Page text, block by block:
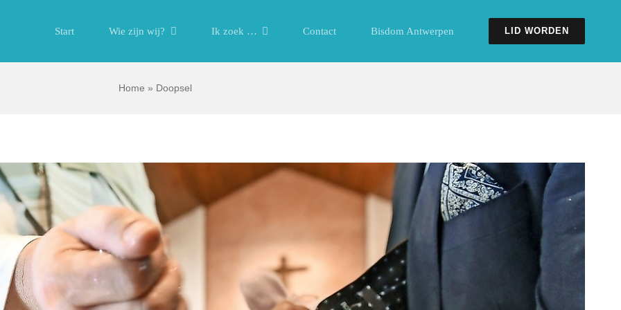
Start Wie zijn wij? Ik zoek … Contact Bisdom Antwerpen LID WORDEN
Home » Doopsel